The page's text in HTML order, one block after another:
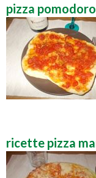
pizza pomodoro
ricette pizza